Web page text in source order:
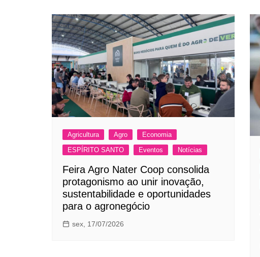
Agricultura Agro
Economia
ESPÍRITO SANTO
Eventos Notícias
Feira Agro Nater Coop consolida
protagonismo ao unir inovação,
sustentabilidade e oportunidades
para o agronegócio
sex, 17/07/2026